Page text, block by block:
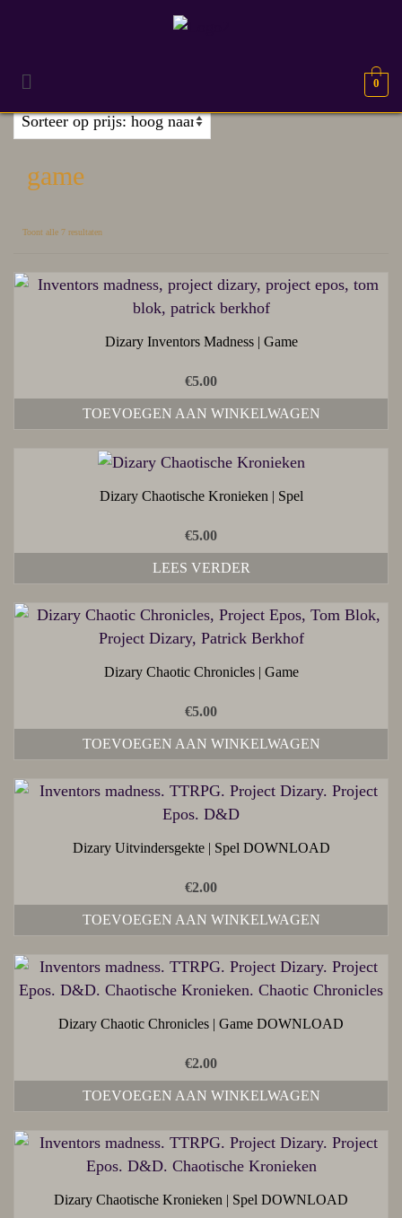
0
game
Toont alle 7 resultaten
Dizary Inventors Madness | Game
€5.00
TOEVOEGEN AAN WINKELWAGEN
Dizary Chaotische Kronieken | Spel
€5.00
LEES VERDER
Dizary Chaotic Chronicles | Game
€5.00
TOEVOEGEN AAN WINKELWAGEN
Dizary Uitvindersgekte | Spel DOWNLOAD
€2.00
TOEVOEGEN AAN WINKELWAGEN
Dizary Chaotic Chronicles | Game DOWNLOAD
€2.00
TOEVOEGEN AAN WINKELWAGEN
Dizary Chaotische Kronieken | Spel DOWNLOAD